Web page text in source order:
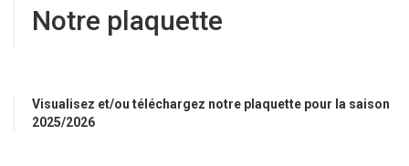
Notre plaquette
Visualisez et/ou téléchargez notre plaquette pour la saison
2025/2026